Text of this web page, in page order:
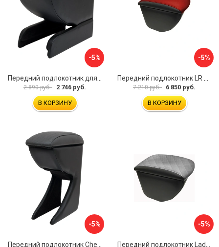
-5%
2 890 руб. 2 746 руб.
В КОРЗИНУ
-5%
7 210 руб. 6 850 руб.
В КОРЗИНУ
-5% -5%